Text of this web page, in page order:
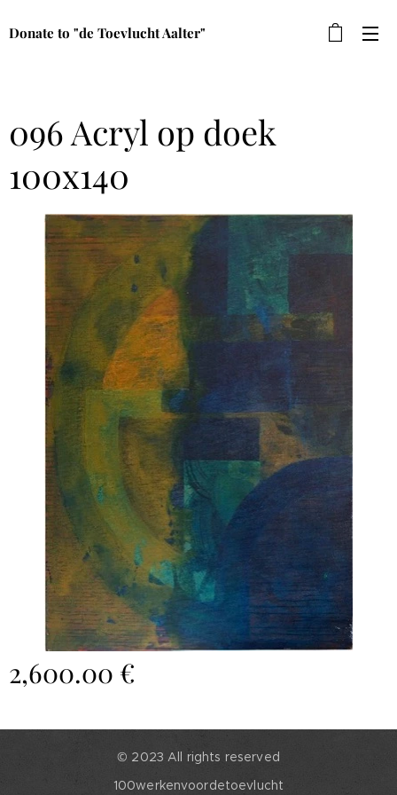
Donate to "de Toevlucht Aalter"
096 Acryl op doek
100x140
2,600.00 €
© 2023 All rights reserved
100werkenvoordetoevlucht